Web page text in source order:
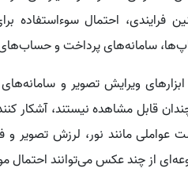
فرایندی، احتمال سوءاستفاده
سامانه‌های پرداخت و حساب‌های
ابزارهای ویرایش تصویر و
قابل مشاهده نیستند، آشکار
عواملی مانند نور، لرزش تصویر
از چند عکس می‌توانند احتمال